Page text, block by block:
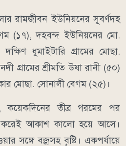
রামজীবন ইউনিয়নের সুবর্ণদহ
(১৭), দহবন্দ ইউনিয়নের মো.
ধুমাইটারি গ্রামের মোছা.
গ্রামের শ্রীমতি উষা রানী (৫০)
মোছা. সোনালী বেগম (২৫)।
কয়েকদিনের তীব্র গরমের পর
করেই আকাশ কালো হয়ে আসে।
সঙ্গে বজ্রসহ বৃষ্টি। একপর্যায়ে